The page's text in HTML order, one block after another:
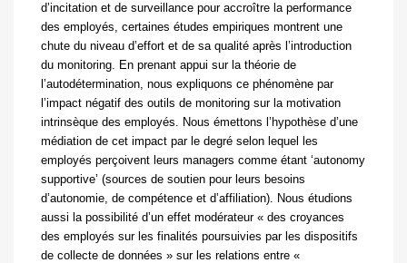
d’incitation et de surveillance pour accroître la performance
des employés, certaines études empiriques montrent une
chute du niveau d’effort et de sa qualité après l’introduction
du monitoring. En prenant appui sur la théorie de
l’autodétermination, nous expliquons ce phénomène par
l’impact négatif des outils de monitoring sur la motivation
intrinsèque des employés. Nous émettons l’hypothèse d’une
médiation de cet impact par le degré selon lequel les
employés perçoivent leurs managers comme étant ‘autonomy
supportive’ (sources de soutien pour leurs besoins
d’autonomie, de compétence et d’affiliation). Nous étudions
aussi la possibilité d’un effet modérateur « des croyances
des employés sur les finalités poursuivies par les dispositifs
de collecte de données » sur les relations entre «